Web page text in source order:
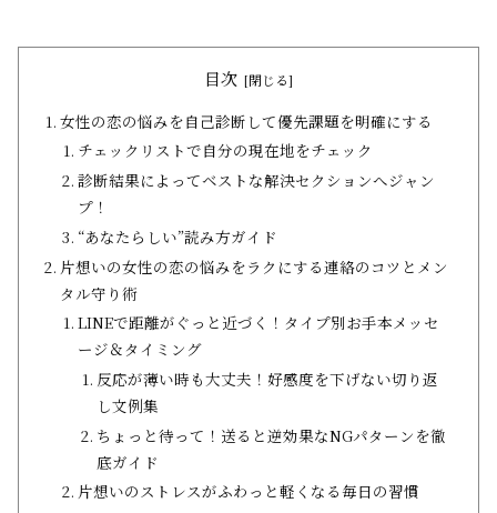
目次
女性の恋の悩みを自己診断して優先課題を明確にする
チェックリストで自分の現在地をチェック
診断結果によってベストな解決セクションへジャン
プ！
“あなたらしい”読み方ガイド
片想いの女性の恋の悩みをラクにする連絡のコツとメン
タル守り術
LINEで距離がぐっと近づく！タイプ別お手本メッセ
ージ＆タイミング
反応が薄い時も大丈夫！好感度を下げない切り返
し文例集
ちょっと待って！送ると逆効果なNGパターンを徹
底ガイド
片想いのストレスがふわっと軽くなる毎日の習慣